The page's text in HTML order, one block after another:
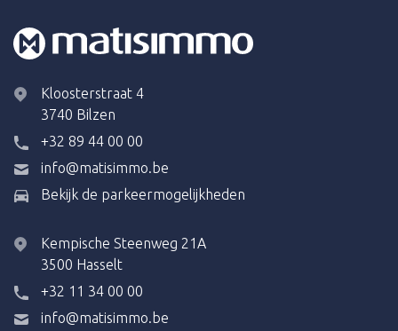
Kloosterstraat 4
3740 Bilzen
+32 89 44 00 00
info@matisimmo.be
Bekijk de parkeermogelijkheden
Kempische Steenweg 21A
3500 Hasselt
+32 11 34 00 00
info@matisimmo.be